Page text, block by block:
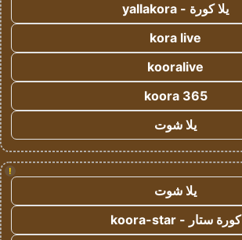
يلا كورة - yallakora
kora live
kooralive
koora 365
يلا شوت
!
يلا شوت
كورة ستار - koora-star